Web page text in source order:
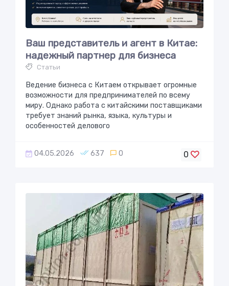
Ваш представитель и агент в Китае:
надежный партнер для бизнеса
Статьи
Ведение бизнеса с Китаем открывает огромные
возможности для предпринимателей по всему
миру. Однако работа с китайскими поставщиками
требует знаний рынка, языка, культуры и
особенностей делового
04.05.2026 637 0 0